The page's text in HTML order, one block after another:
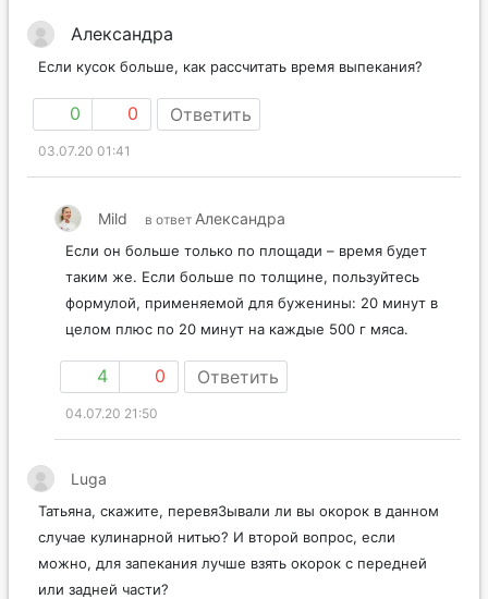
Александра
Если кусок больше, как рассчитать время выпекания?
0 0 Ответить
03.07.20 01:41
Mild в ответ Александра
Если он больше только по площади – время будет
таким же. Если больше по толщине, пользуйтесь
формулой, применяемой для буженины: 20 минут в
целом плюс по 20 минут на каждые 500 г мяса.
4 0 Ответить
04.07.20 21:50
Luga
Татьяна, скажите, перевяЗывали ли вы окорок в данном
случае кулинарной нитью? И второй вопрос, если
можно, для запекания лучше взять окорок с передней
или задней части?